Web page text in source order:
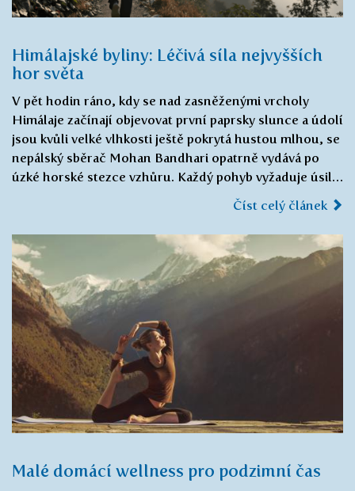
Himálajské byliny: Léčivá síla nejvyšších
hor světa
V pět hodin ráno, kdy se nad zasněženými vrcholy
Himálaje začínají objevovat první paprsky slunce a údolí
jsou kvůli velké vlhkosti ještě pokrytá hustou mlhou, se
nepálský sběrač Mohan Bandhari opatrně vydává po
úzké horské stezce vzhůru. Každý pohyb vyžaduje úsil…
Číst celý článek
Malé domácí wellness pro podzimní čas